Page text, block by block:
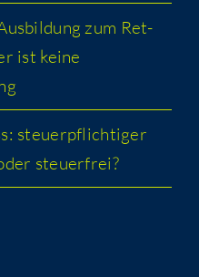
zum Ret­
ist kei­ne
steu­er­pflich­ti­ger
steuerfrei?